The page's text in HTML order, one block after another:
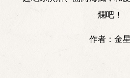
爛吧！
作者： 金星